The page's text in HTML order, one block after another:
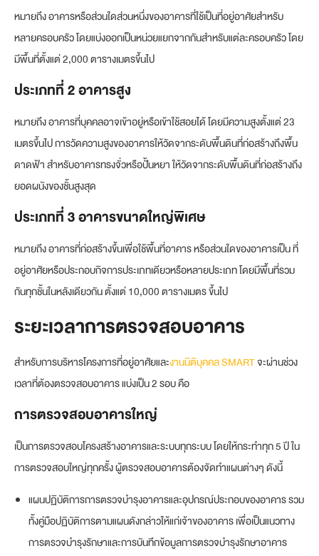
หมายถึง อาคารหรือส่วนใดส่วนหนึ่งของอาคารที่ใช้เป็นที่อยู่อาศัยสำหรับ
หลายครอบครัว โดยแบ่งออกเป็นหน่วยแยกจากกันสำหรับแต่ละครอบครัว โดย
มีพื้นที่ตั้งแต่ 2,000 ตารางเมตรขึ้นไป
ประเภทที่ 2อาคารสูง
หมายถึง อาคารที่บุคคลอาจเข้าอยู่หรือเข้าใช้สอยได้ โดยมีความสูงตั้งแต่ 23
เมตรขึ้นไป การวัดความสูงของอาคารให้วัดจากระดับพื้นดินที่ก่อสร้างถึงพื้น
ดาดฟ้า สำหรับอาคารทรงจั่วหรือปั้นหยา ให้วัดจากระดับพื้นดินที่ก่อสร้างถึง
ยอดผนังของชั้นสูงสุด
ประเภทที่ 3อาคารขนาดใหญ่พิเศษ
หมายถึง อาคารที่ก่อสร้างขึ้นเพื่อใช้พื้นที่อาคาร หรือส่วนใดของอาคารเป็น ที่
อยู่อาศัยหรือประกอบกิจการประเภทเดียวหรือหลายประเภท โดยมีพื้นที่รวม
กันทุกชั้นในหลังเดียวกัน ตั้งแต่ 10,000 ตารางเมตร ขึ้นไป
ระยะเวลาการตรวจสอบอาคาร
สำหรับการบริหารโครงการที่อยู่อาศัยและงานนิติบุคคล SMARTจะผ่านช่วง
เวลาที่ต้องตรวจสอบอาคาร แบ่งเป็น 2 รอบ คือ
การตรวจสอบอาคารใหญ่
เป็นการตรวจสอบโครงสร้างอาคารและระบบทุกระบบ โดยให้กระทำทุก 5 ปี ใน
การตรวจสอบใหญ่ทุกครั้ง ผู้ตรวจสอบอาคารต้องจัดทำแผนต่างๆ ดังนี้
แผนปฏิบัติการการตรวจบํารุงอาคารและอุปกรณ์ประกอบของอาคาร รวม
ทั้งคู่มือปฏิบัติการตามแผนดังกล่าวให้แก่เจ้าของอาคาร เพื่อเป็นแนวทาง
การตรวจบำรุงรักษาและการบันทึกข้อมูลการตรวจบำรุงรักษาอาคาร